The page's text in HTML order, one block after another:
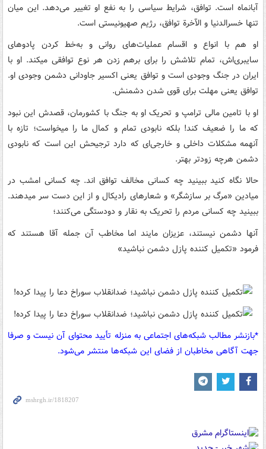
آبانماه است. توافق، شرایط سیاسی را به نفع او تغییر می‌دهد. این میان
تنها خسرالدنیا و الآخرة توافق، رژیم صهیونیستی است.
او هم با انواع و اقسام عملیات‌های روانی و به‌خط کردن پادوهای
سایبری‌اش، تمام تلاشش را برای برهم زدن هر نوع توافقی میکند. او با
ایران در جنگ وجودی است و توافق یعنی اکسیر جاودانی دشمن وجودی او.
توافق یعنی مهلت برای قوی شدن دشمنش.
او با تامین مالی ترامپ و تحریک او به جنگ با کشورمان، قصدش این نبود
که ما را ضعیف کند! بلکه نابودی تمام و کمال ما را میخواست؛ تازه با
آنهمه مشکلات داخلی و خارجی‌ای که دارد ترجیحش این است که نابودی
دشمن هرچه زودتر بهتر.
حالا نگاه کنید ببینید چه کسانی مخالف توافق اند. چه کسانی امشب در
میادین «مرگ بر سازشگر» و شعارهای رادیکال و از این دست سر میدهند.
ببینید چه کسانی مردم را تحریک به نقار و دودستگی می‌کنند؛
آنها دشمن نیستند، عزیزان مایند اما مخاطب آن جمله آقا هستند که
فرمود «تکمیل کننده پازل دشمن نباشید»
*بازنشر مطالب شبکه‌های اجتماعی به منزله تأیید محتوای آن نیست و صرفا
جهت آگاهی مخاطبان از فضای این شبکه‌ها منتشر می‌شود.